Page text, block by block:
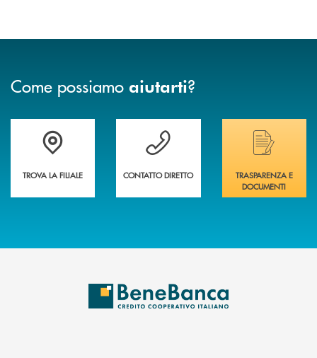
Come possiamo aiutarti?
Trova la filiale più vicina a te&nbsp;
TROVA LA FILIALE
Hai bisogno di assistenza immediata?
CONTATTO DIRETTO
Hai bisogno di
TRASPARENZA E
DOCUMENTI